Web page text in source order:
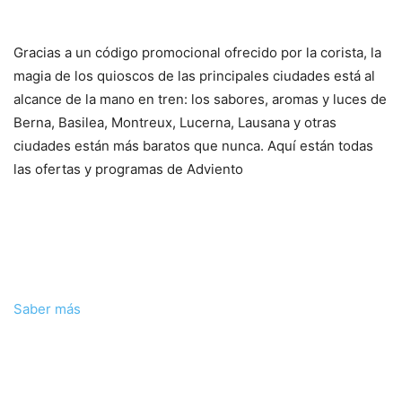
Gracias a un código promocional ofrecido por la corista, la
magia de los quioscos de las principales ciudades está al
alcance de la mano en tren: los sabores, aromas y luces de
Berna, Basilea, Montreux, Lucerna, Lausana y otras
ciudades están más baratos que nunca. Aquí están todas
las ofertas y programas de Adviento
Saber más